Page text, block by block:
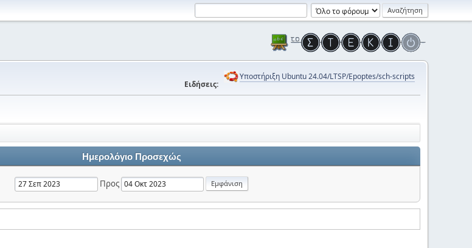
Ειδήσεις:
Υποστήριξη Ubuntu 24.04/LTSP/Epoptes/sch-scripts
Ημερολόγιο Προσεχώς
Προς